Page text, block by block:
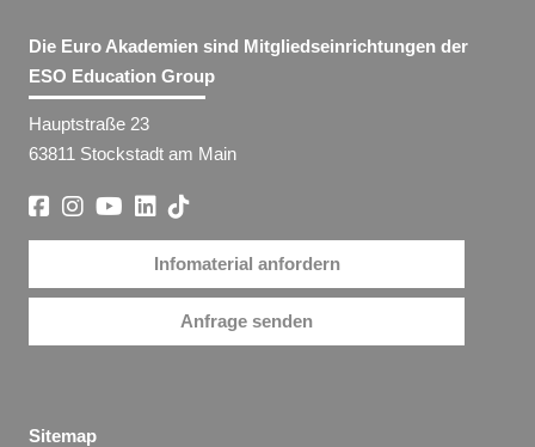
Die Euro Akademien sind Mitgliedseinrichtungen der
ESO Education Group
Hauptstraße 23
63811 Stockstadt am Main
Infomaterial anfordern
Anfrage senden
Sitemap